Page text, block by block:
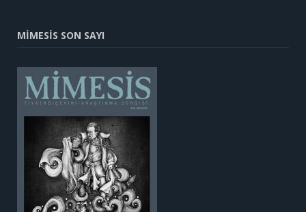
MİMESİS SON SAYI